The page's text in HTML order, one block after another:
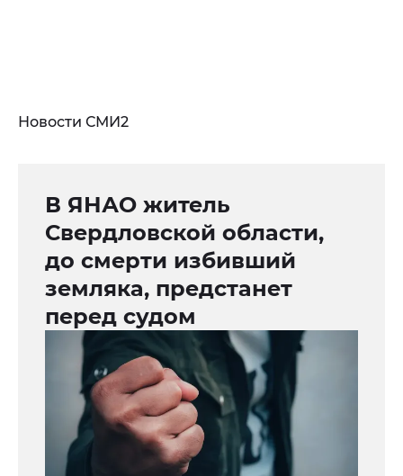
Новости СМИ2
В ЯНАО житель
Свердловской области,
до смерти избивший
земляка, предстанет
перед судом